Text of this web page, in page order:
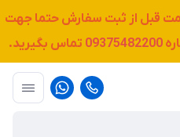
قبل از ثبت سفارش حتما جهت
09375482200 تماس بگیرید.